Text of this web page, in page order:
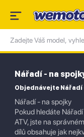
Nářadí - na
Objednávejte Nářadí
Nářadí - na spojky
Pokud hledáte
ATV, jste na
dílů obsahuje jak